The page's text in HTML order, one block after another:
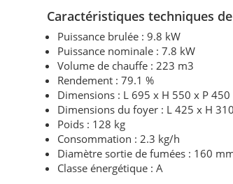
Caractéristiques techniques
Puissance brulée : 9.8 kW
Puissance nominale : 7.8 kW
Volume de chauffe : 223 m3
Rendement : 79.1 %
Dimensions : L 695 x H 550 x P
Dimensions du foyer : L 425 x H
Poids : 128 kg
Consommation : 2.3 kg/h
Diamètre sortie de fumées : 160
Classe énergétique : A